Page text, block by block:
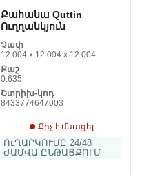
Քահանա Quttin
Ուղղանկյուն
Չափ
12.004 x 12.004 x 12.004
Քաշ
0.635
Շտրիխ-կոդ
8433774647003
Քիչ է մնացել
ՈւՂԱՐԿՈՒՄԸ 24/48
ԺԱՄՎԱ ԸՆԹԱՑՔՈՒՄ